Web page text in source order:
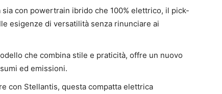
con powertrain ibrido che 100% elettrico, il pick-
esigenze di versatilità senza rinunciare ai
che combina stile e praticità, offre un nuovo
ed emissioni.
con Stellantis, questa compatta elettrica